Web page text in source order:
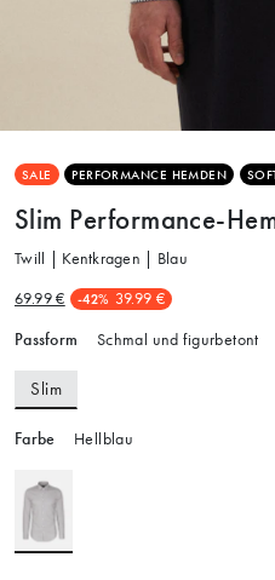
SALE PERFORMANCE HEMDEN
Slim Performance-
Twill | Kentkragen | Blau
69.99 € -42% 39.99 €
Passform Schmal und figurbetont
Slim
Farbe Hellblau